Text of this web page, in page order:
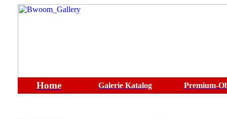
Home Galerie Katalog Premium-